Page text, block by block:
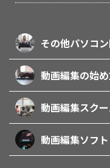
その他パソコ
動画編集の始
動画編集スク
動画編集ソフ